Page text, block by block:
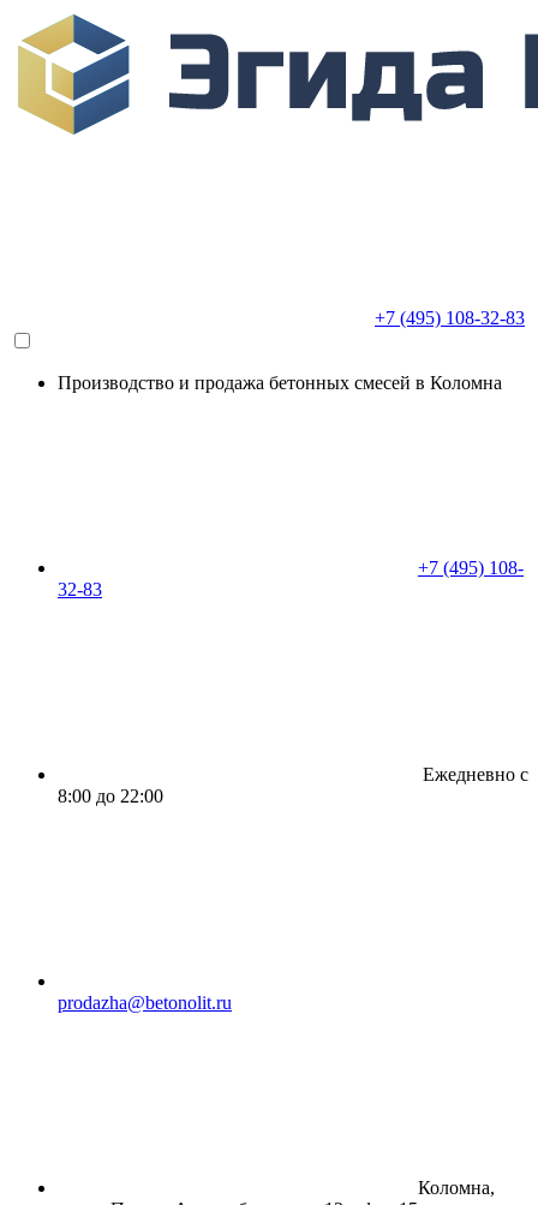
+7 (495) 108-32-83
Производство и продажа бетонных смесей в Коломна
+7 (495) 108-
32-83
Ежедневно с
8:00 до 22:00
prodazha@betonolit.ru
Коломна,